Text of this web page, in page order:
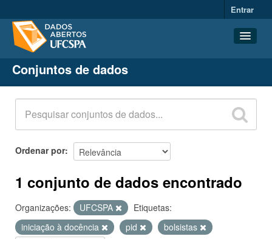
Entrar
Conjuntos de dados
Organizações
Grupos
Sobre
Conjuntos de dados
Ordenar por
1 conjunto de dados encontrado
Organizações: UFCSPA
Etiquetas:
iniciação à docência
pid
bolsistas